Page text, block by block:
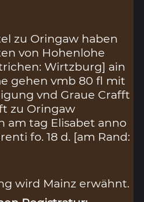
zu Oringaw haben
von Hohenlohe
Wirtzburg] ain
gehen vmb 80 fl mit
vnd Graue Crafft
zu Oringaw
am tag Elisabet anno
fo. 18 d. [am Rand:
wird Mainz erwähnt.